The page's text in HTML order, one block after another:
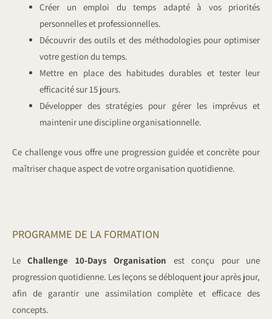
Créer un emploi du temps adapté à vos priorités
personnelles et professionnelles.
Découvrir des outils et des méthodologies pour optimiser
votre gestion du temps.
Mettre en place des habitudes durables et tester leur
efficacité sur 15 jours.
Développer des stratégies pour gérer les imprévus et
maintenir une discipline organisationnelle.
Ce challenge vous offre une progression guidée et concrète pour
maîtriser chaque aspect de votre organisation quotidienne.
PROGRAMME DE LA FORMATION
LeChallenge 10-Days Organisation est conçu pour une
progression quotidienne. Les leçons se débloquent jour après jour,
afin de garantir une assimilation complète et efficace des
concepts.